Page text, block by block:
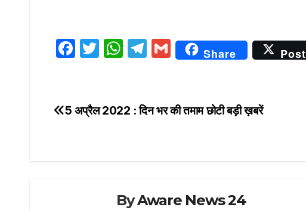
F
e
T
te
W
s
T
g
G
m
l
Share Post
Post
5 अप्रैल 2022 : दिन भर की तमाम छोटी बड़ी ख़बरें
ByAware News 24